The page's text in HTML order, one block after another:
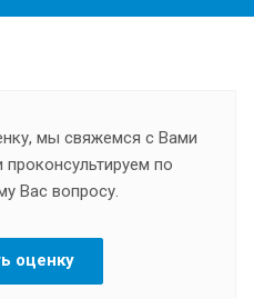
мы свяжемся с Вами
по
Вас вопросу.
оценку